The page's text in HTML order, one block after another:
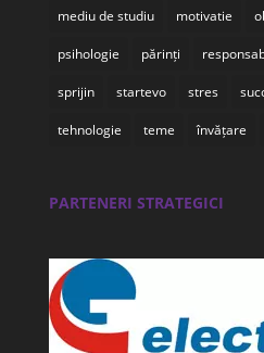
mediu de studiu motivatie
psihologie părinți
sprijin startevo stres
tehnologie teme învățare
PARTENERI STRATEGICI